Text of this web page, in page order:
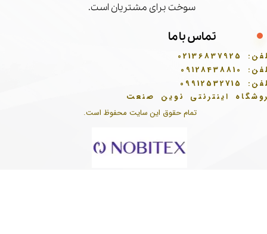
تمام حقوق این سایت محفوظ است.
سوخت برای مشتریان است.
تماس با ما
02136837925
09128438810
09912532715
اینترنتی نوین صنعت